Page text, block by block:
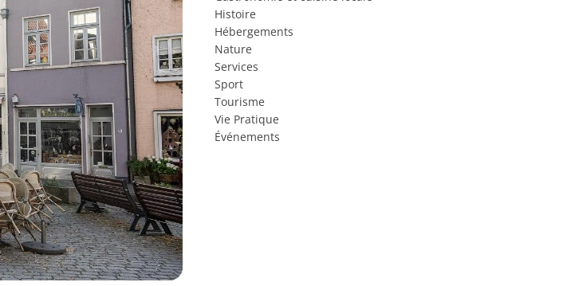
Histoire
Hébergements
Nature
Services
Sport
Tourisme
Vie Pratique
Événements